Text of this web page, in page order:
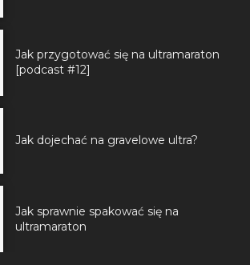
Jak przygotować się na ultramaraton
[podcast #12]
Jak dojechać na gravelowe ultra?
Jak sprawnie spakować się na
ultramaraton